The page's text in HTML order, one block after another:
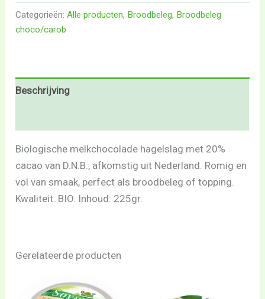
Categorieën:Alle producten, Broodbeleg, Broodbeleg
choco/carob
Beschrijving
Biologische melkchocolade hagelslag met 20%
cacao van D.N.B., afkomstig uit Nederland. Romig en
vol van smaak, perfect als broodbeleg of topping.
Kwaliteit: BIO. Inhoud: 225gr.
Gerelateerde producten